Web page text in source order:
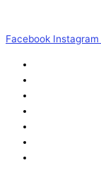
Facebook Instagram